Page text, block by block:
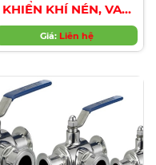
KHIỂN KHÍ NÉN, VAN
MÀNG KHÍ NÉN INOX
304/316
Giá: Liên hệ